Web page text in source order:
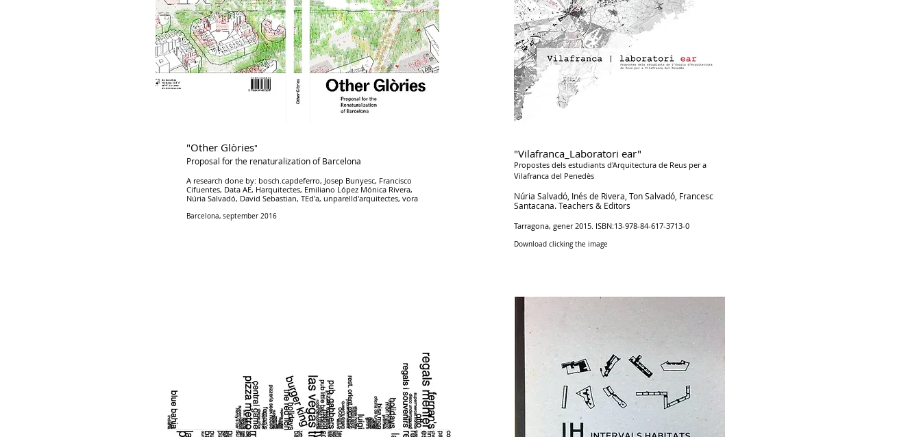
"Other Glòries"
Proposal for the renaturalization of Barcelona
A research done by: bosch.capdeferro, Josep Bunyesc, Francisco
Cifuentes, Data AE, Harquitectes, Emiliano López Mónica Rivera,
Núria Salvadó, David Sebastian, TEd'a, unparelld'arquitectes, vora
Barcelona, september 2016
"Vilafranca_Laboratori ear"
Propostes dels estudiants d'Arquitectura de Reus per a
Vilafranca del Penedès
Núria Salvadó, Inés de Rivera, Ton Salvadó, Francesc
Santacana. Teachers & Editors
Tarragona, gener 2015. ISBN:13-978-84-617-3713-0
Download clicking the image